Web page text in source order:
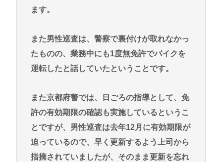
ます。
また男性巡査は、警察で裏付けが取れなかっ
たものの、業務中にも1度無免許でバイクを
運転したと話していたということです。
また京都府警では、日ごろの指導として、免
許の有効期限の確認も実施しているというこ
とですが、男性巡査は去年12月に有効期限が
迫っているので、早く更新するよう上司から
指摘されていましたが、そのまま更新を忘れ